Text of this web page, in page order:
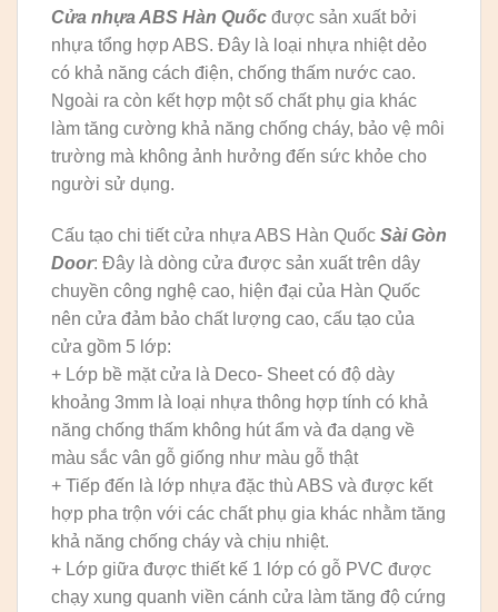
Cửa nhựa ABS Hàn Quốc được sản xuất bởi
nhựa tổng hợp ABS. Đây là loại nhựa nhiệt dẻo
có khả năng cách điện, chống thấm nước cao.
Ngoài ra còn kết hợp một số chất phụ gia khác
làm tăng cường khả năng chống cháy, bảo vệ môi
trường mà không ảnh hưởng đến sức khỏe cho
người sử dụng.
Cấu tạo chi tiết cửa nhựa ABS Hàn Quốc Sài Gòn
Door: Đây là dòng cửa được sản xuất trên dây
chuyền công nghệ cao, hiện đại của Hàn Quốc
nên cửa đảm bảo chất lượng cao, cấu tạo của
cửa gồm 5 lớp:
+ Lớp bề mặt cửa là Deco- Sheet có độ dày
khoảng 3mm là loại nhựa thông hợp tính có khả
năng chống thấm không hút ẩm và đa dạng về
màu sắc vân gỗ giống như màu gỗ thật
+ Tiếp đến là lớp nhựa đặc thù ABS và được kết
hợp pha trộn với các chất phụ gia khác nhằm tăng
khả năng chống cháy và chịu nhiệt.
+ Lớp giữa được thiết kế 1 lớp có gỗ PVC được
chạy xung quanh viền cánh cửa làm tăng độ cứng